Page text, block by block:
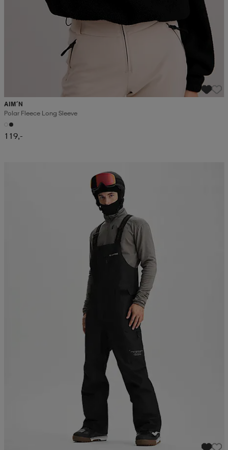
AIM´N
Polar Fleece Long Sleeve
119,-